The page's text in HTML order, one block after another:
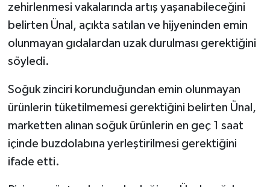
zehirlenmesi vakalarında artış yaşanabileceğini
belirten Ünal, açıkta satılan ve hijyeninden emin
olunmayan gıdalardan uzak durulması gerektiğini
söyledi.
Soğuk zinciri korunduğundan emin olunmayan
ürünlerin tüketilmemesi gerektiğini belirten Ünal,
marketten alınan soğuk ürünlerin en geç 1 saat
içinde buzdolabına yerleştirilmesi gerektiğini
ifade etti.